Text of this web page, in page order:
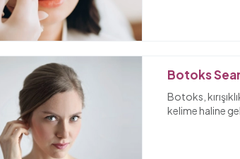
Botoks
Botoks,
kelime haline